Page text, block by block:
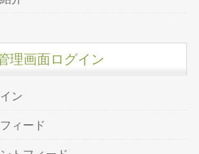
理画面ログイン
ン
ィード